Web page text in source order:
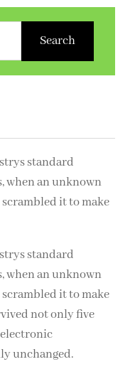
Search
standard
when an unknown
it to make
standard
when an unknown
it to make
not only five
unchanged.